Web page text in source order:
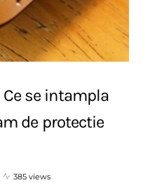
Ce se intampla
de protectie
385 views